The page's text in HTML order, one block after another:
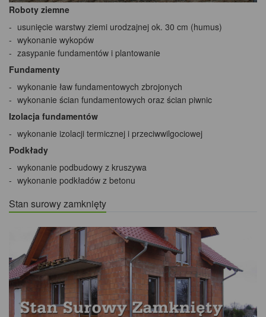
Roboty ziemne
usunięcie warstwy ziemi urodzajnej ok. 30 cm (humus)
wykonanie wykopów
zasypanie fundamentów i plantowanie
Fundamenty
wykonanie ław fundamentowych zbrojonych
wykonanie ścian fundamentowych oraz ścian piwnic
Izolacja fundamentów
wykonanie izolacji termicznej i przeciwwilgociowej
Podkłady
wykonanie podbudowy z kruszywa
wykonanie podkładów z betonu
Stan surowy zamknięty